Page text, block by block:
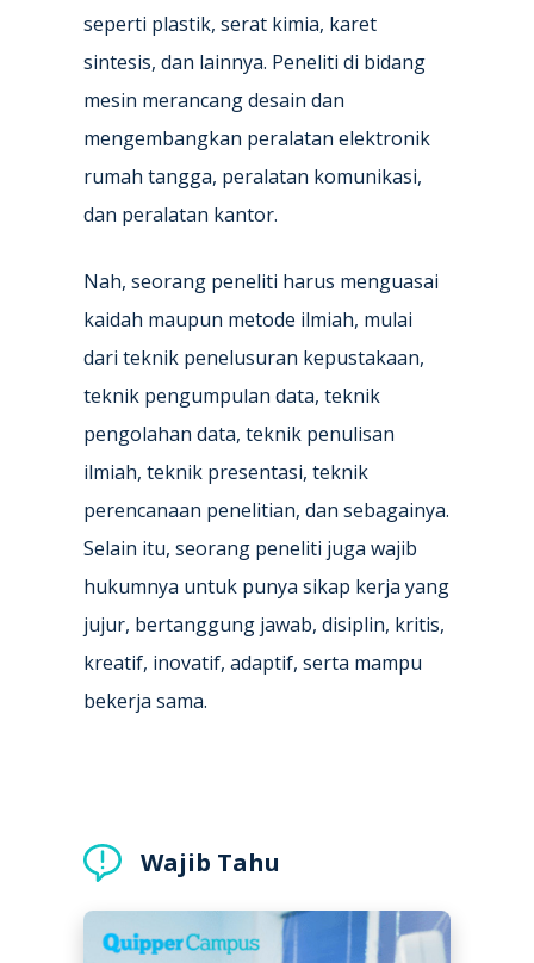
seperti plastik, serat kimia, karet
sintesis, dan lainnya. Peneliti di bidang
mesin merancang desain dan
mengembangkan peralatan elektronik
rumah tangga, peralatan komunikasi,
dan peralatan kantor.
Nah, seorang peneliti harus menguasai
kaidah maupun metode ilmiah, mulai
dari teknik penelusuran kepustakaan,
teknik pengumpulan data, teknik
pengolahan data, teknik penulisan
ilmiah, teknik presentasi, teknik
perencanaan penelitian, dan sebagainya.
Selain itu, seorang peneliti juga wajib
hukumnya untuk punya sikap kerja yang
jujur, bertanggung jawab, disiplin, kritis,
kreatif, inovatif, adaptif, serta mampu
bekerja sama.
Wajib Tahu